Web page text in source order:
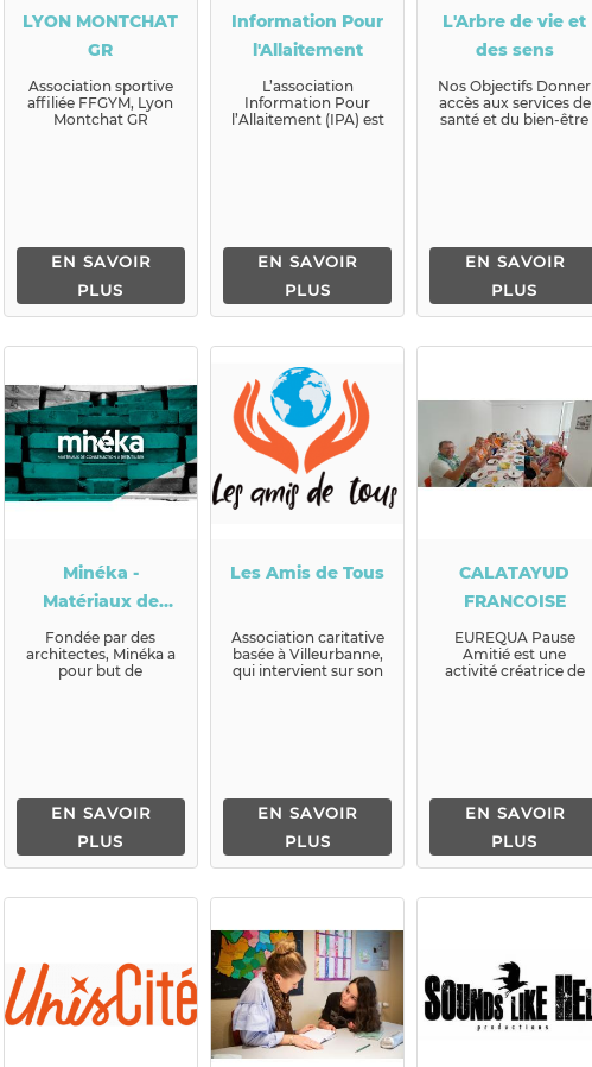
LYON MONTCHAT
GR
Association sportive
affiliée FFGYM, Lyon
Montchat GR
EN SAVOIR
PLUS
Information Pour
l'Allaitement
L’association
Information Pour
l’Allaitement (IPA) est
EN SAVOIR
PLUS
L'Arbre de vie et
des sens
Nos Objectifs Donner
accès aux services de
santé et du bien-être
EN SAVOIR
PLUS
Minéka -
Matériaux de
construction à ré-
utiliser
Fondée par des
architectes, Minéka a
pour but de
EN SAVOIR
PLUS
Les Amis de Tous
Association caritative
basée à Villeurbanne,
qui intervient sur son
EN SAVOIR
PLUS
CALATAYUD
FRANCOISE
EUREQUA Pause
Amitié est une
activité créatrice de
EN SAVOIR
PLUS